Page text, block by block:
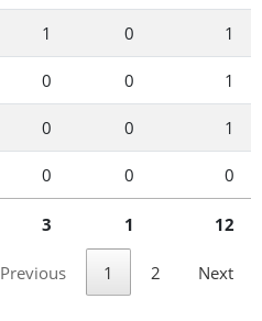
1 0 1
0 0 1
0 0 1
0 0 0
3 1 12
Previous 1 2 Next